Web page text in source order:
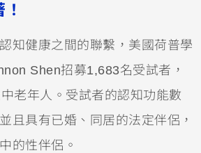
知健康之間的聯繫，美國荷普學
Shen招募1,683名受試者，
老年人。受試者的認知功能數
且具有已婚、同居的法定伴侶，
的性伴侶。